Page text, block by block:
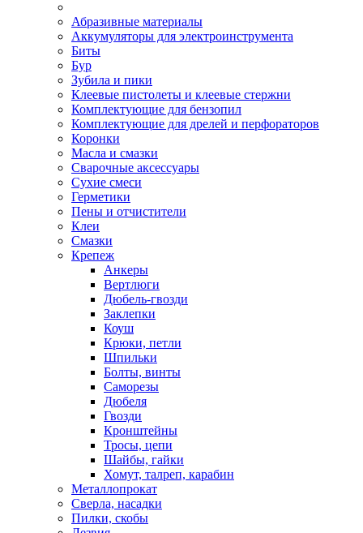
Абразивные материалы
Аккумуляторы для электроинструмента
Биты
Бур
Зубила и пики
Клеевые пистолеты и клеевые стержни
Комплектующие для бензопил
Комплектующие для дрелей и перфораторов
Коронки
Масла и смазки
Сварочные аксессуары
Сухие смеси
Герметики
Пены и отчистители
Клеи
Смазки
Крепеж
Анкеры
Вертлюги
Дюбель-гвозди
Заклепки
Коуш
Крюки, петли
Шпильки
Болты, винты
Саморезы
Дюбеля
Гвозди
Кронштейны
Тросы, цепи
Шайбы, гайки
Хомут, талреп, карабин
Металлопрокат
Сверла, насадки
Пилки, скобы